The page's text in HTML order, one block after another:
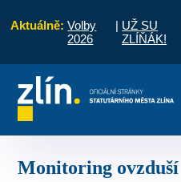
Aktuálně: Volby
2026
| UŽ SU
ZLÍŇÁK!
vyřídit
Monitoring ovzduší